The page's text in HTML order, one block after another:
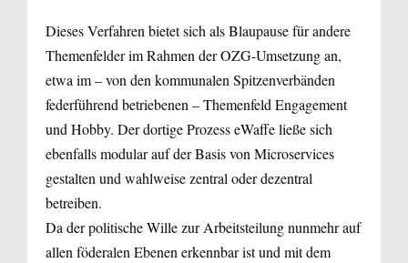
Dieses Verfahren bietet sich als Blaupause für andere
Themenfelder im Rahmen der OZG-Umsetzung an,
etwa im – von den kommunalen Spitzenverbänden
federführend betriebenen – Themenfeld Engagement
und Hobby. Der dortige Prozess eWaffe ließe sich
ebenfalls modular auf der Basis von Microservices
gestalten und wahlweise zentral oder dezentral
betreiben.
Da der politische Wille zur Arbeitsteilung nunmehr auf
allen föderalen Ebenen erkennbar ist und mit dem